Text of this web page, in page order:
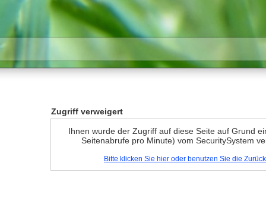
Zugriff verweigert
Ihnen wurde der Zugriff auf diese Seite auf Grund
Seitenabrufe pro Minute) vom SecuritySystem
Bitte klicken Sie hier oder benutzen Sie die